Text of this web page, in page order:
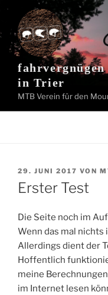
Zum
Inhalt
springen
in Trier
MTB Verein für den
VERÖFFENTLICHT
AM
29. JUNI 2017 VON
Erster Test
Die Seite noch im
Wenn das mal nichts
Allerdings dient der
Hoffentlich
meine
im Internet lesen